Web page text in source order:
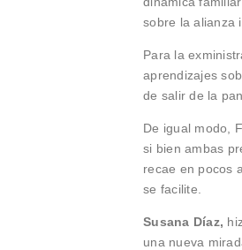
sobre la alianza
Para la
aprendizajes
de salir de la
De igual modo,
si bien ambas
recae en pocos
se facilite.
Susana Díaz,
una nueva